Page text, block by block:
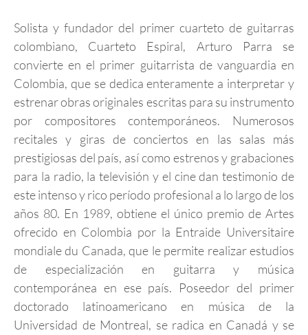
Solista y fundador del primer cuarteto de guitarras
colombiano, Cuarteto Espiral, Arturo Parra se
convierte en el primer guitarrista de vanguardia en
Colombia, que se dedica enteramente a interpretar y
estrenar obras originales escritas para su instrumento
por compositores contemporáneos. Numerosos
recitales y giras de conciertos en las salas más
prestigiosas del país, así como estrenos y grabaciones
para la radio, la televisión y el cine dan testimonio de
este intenso y rico período profesional a lo largo de los
años 80. En 1989, obtiene el único premio de Artes
ofrecido en Colombia por la Entraide Universitaire
mondiale du Canada, que le permite realizar estudios
de especialización en guitarra y música
contemporánea en ese país. Poseedor del primer
doctorado latinoamericano en música de la
Universidad de Montreal, se radica en Canadá y se